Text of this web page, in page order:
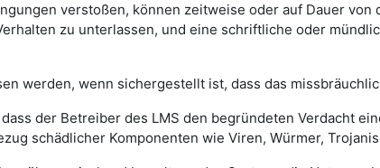
verstoßen, können zeitweise oder auf Dauer
zu unterlassen, und eine schriftliche oder
werden, wenn sichergestellt ist, dass das
der Betreiber des LMS den begründeten Verdacht
schädlicher Komponenten wie Viren, Würmer,